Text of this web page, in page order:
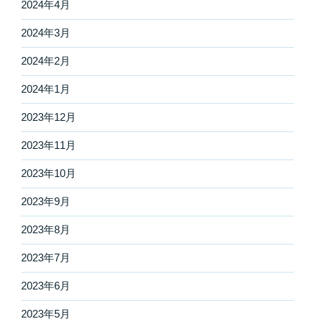
2024年4月
2024年3月
2024年2月
2024年1月
2023年12月
2023年11月
2023年10月
2023年9月
2023年8月
2023年7月
2023年6月
2023年5月